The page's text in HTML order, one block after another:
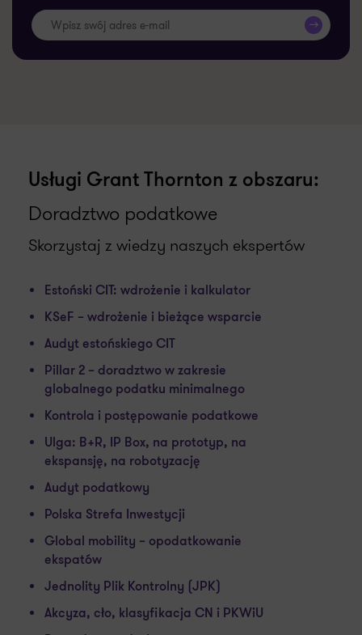
>>
Usługi Grant Thornton z obszaru:
Doradztwo podatkowe
Skorzystaj z wiedzy naszych ekspertów
Estoński CIT: wdrożenie i kalkulator
KSeF – wdrożenie i bieżące wsparcie
Audyt estońskiego CIT
Pillar 2 – doradztwo w zakresie
globalnego podatku minimalnego
Kontrola i postępowanie podatkowe
Ulga: B+R, IP Box, na prototyp, na
ekspansję, na robotyzację
Audyt podatkowy
Polska Strefa Inwestycji
Global mobility – opodatkowanie
ekspatów
Jednolity Plik Kontrolny (JPK)
Akcyza, cło, klasyfikacja CN i PKWiU